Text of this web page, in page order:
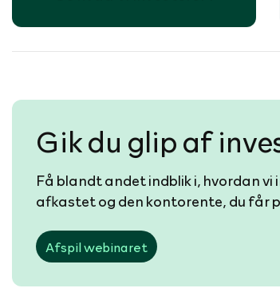
Gik du glip af
Få blandt andet indblik i, hvordan
afkastet og den kontorente, du får
Afspil webinaret